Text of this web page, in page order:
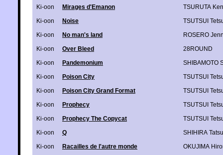
Ki-oon Mirages d'Emanon
TSURUTA
Ki-oon
Noise
TSUTSUI
Ki-oon
No man's land
ROSERO
Ki-oon
Over Bleed
28ROUND
Ki-oon
Pandemonium
SHIBAMOTO
Ki-oon
Poison City
TSUTSUI
Ki-oon
Poison City Grand Format
TSUTSUI
Ki-oon
Prophecy
TSUTSUI
Ki-oon
Prophecy The Copycat
TSUTSUI
Ki-oon
Q
SHIHIRA
Ki-oon
Racailles de l'autre monde
OKUJIMA